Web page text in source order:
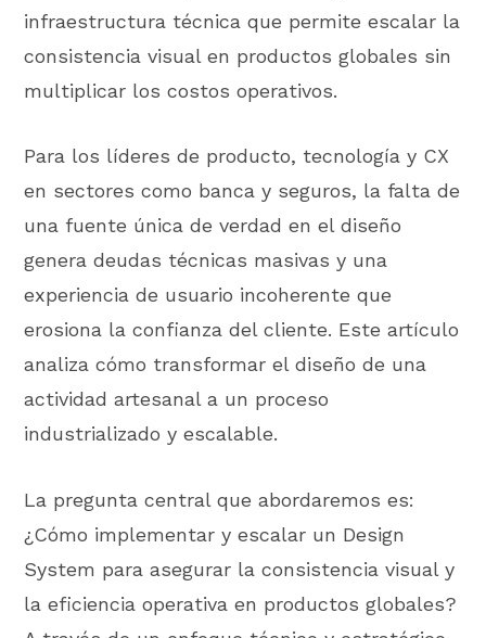
infraestructura técnica que permite escalar la
consistencia visual en productos globales sin
multiplicar los costos operativos.
Para los líderes de producto, tecnología y CX
en sectores como banca y seguros, la falta de
una fuente única de verdad en el diseño
genera deudas técnicas masivas y una
experiencia de usuario incoherente que
erosiona la confianza del cliente. Este artículo
analiza cómo transformar el diseño de una
actividad artesanal a un proceso
industrializado y escalable.
La pregunta central que abordaremos es:
¿Cómo implementar y escalar un Design
System para asegurar la consistencia visual y
la eficiencia operativa en productos globales?